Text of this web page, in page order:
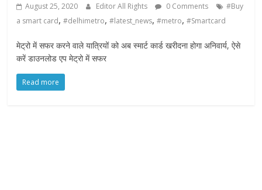
August 25, 2020 Editor All Rights 0 Comments
#Buy
a smart card,#delhimetro,#latest_news,#metro,#Smartcard
मेट्रो में सफर करने वाले यात्रियों को अब स्मार्ट कार्ड खरीदना होगा अनिवार्य, ऐसे
करें डाउनलोड एप मेट्रो में सफर
Read more